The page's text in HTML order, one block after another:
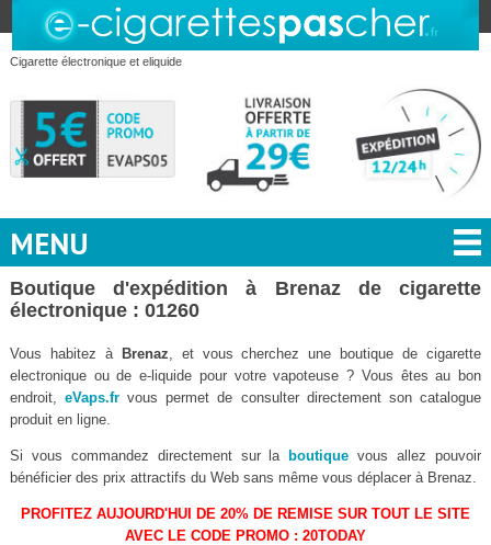
Cigarette électronique et eliquide
MENU
Boutique d'expédition à Brenaz de cigarette
électronique : 01260
Vous habitez à Brenaz , et vous cherchez une boutique de cigarette
electronique ou de e-liquide pour votre vapoteuse ? Vous êtes au bon
endroit,eVaps.fr vous permet de consulter directement son catalogue
produit en ligne.
Si vous commandez directement sur la boutique vous allez pouvoir
bénéficier des prix attractifs du Web sans même vous déplacer à Brenaz.
PROFITEZ AUJOURD'HUI DE 20% DE REMISE SUR TOUT LE SITE
AVEC LE CODE PROMO : 20TODAY